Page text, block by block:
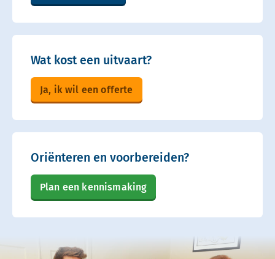
Wat kost een uitvaart?
Ja, ik wil een offerte
Oriënteren en voorbereiden?
Plan een kennismaking